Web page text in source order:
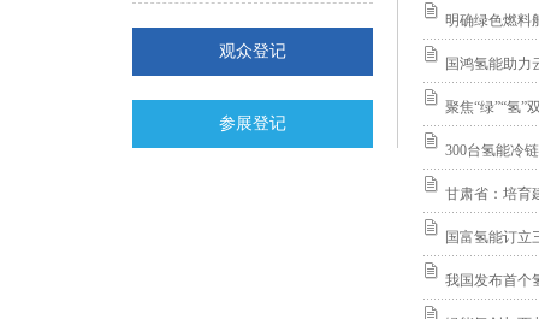
观众登记
参展登记
明确绿色燃料
国鸿氢能助力
聚焦“绿”“氢”
300台氢能冷
甘肃省：培育
国富氢能订立
我国发布首个